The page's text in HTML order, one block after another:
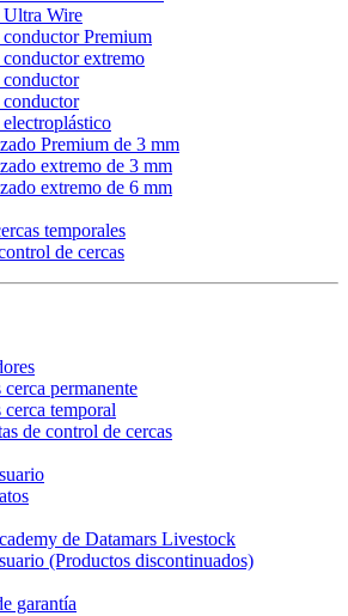
Wire
Premium
extremo
Premium de 3 mm
extremo de 3 mm
extremo de 6 mm
temporales
de cercas
permanente
temporal
de control de cercas
de Datamars Livestock
(Productos discontinuados)
garantía